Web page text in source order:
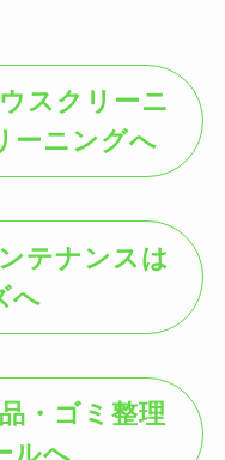
スクリーニ
ーニングへ
テナンスは
へ
・ゴミ整理
ルへ